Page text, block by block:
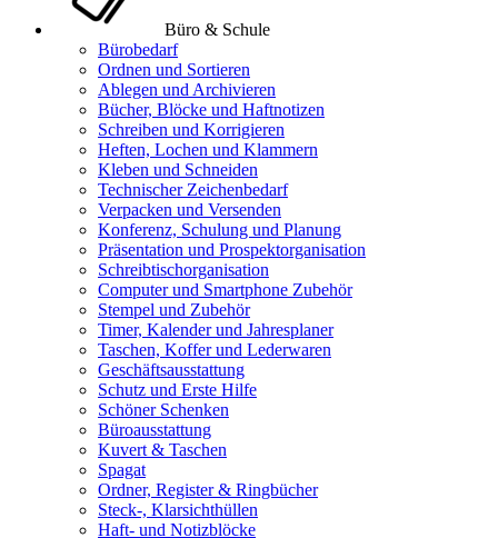
Büro & Schule
Bürobedarf
Ordnen und Sortieren
Ablegen und Archivieren
Bücher, Blöcke und Haftnotizen
Schreiben und Korrigieren
Heften, Lochen und Klammern
Kleben und Schneiden
Technischer Zeichenbedarf
Verpacken und Versenden
Konferenz, Schulung und Planung
Präsentation und Prospektorganisation
Schreibtischorganisation
Computer und Smartphone Zubehör
Stempel und Zubehör
Timer, Kalender und Jahresplaner
Taschen, Koffer und Lederwaren
Geschäftsausstattung
Schutz und Erste Hilfe
Schöner Schenken
Büroausstattung
Kuvert & Taschen
Spagat
Ordner, Register & Ringbücher
Steck-, Klarsichthüllen
Haft- und Notizblöcke